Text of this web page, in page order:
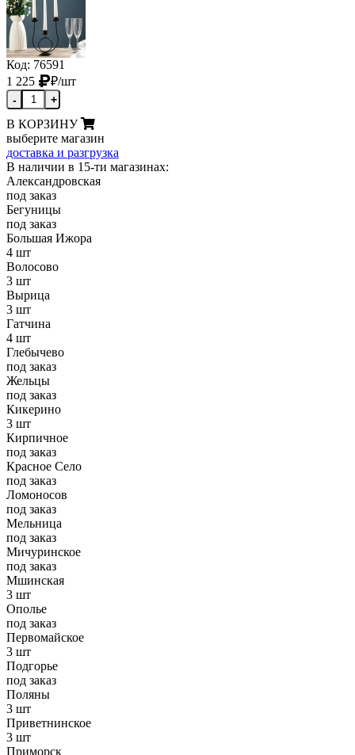
Код: 76591
1 225
₽/шт
- +
В КОРЗИНУ
выберите магазин
доставка и разгрузка
В наличии в 15-ти магазинах:
Александровская
под заказ
Бегуницы
под заказ
Большая Ижора
4 шт
Волосово
3 шт
Вырица
3 шт
Гатчина
4 шт
Глебычево
под заказ
Жельцы
под заказ
Кикерино
3 шт
Кирпичное
под заказ
Красное Село
под заказ
Ломоносов
под заказ
Мельница
под заказ
Мичуринское
под заказ
Мшинская
3 шт
Ополье
под заказ
Первомайское
3 шт
Подгорье
под заказ
Поляны
3 шт
Приветнинское
3 шт
Приморск